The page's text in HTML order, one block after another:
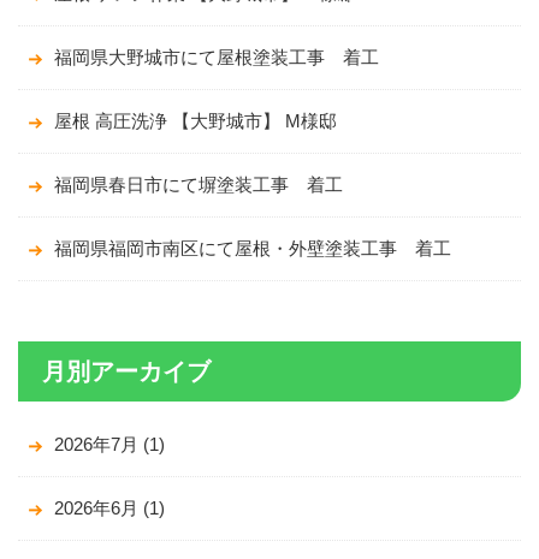
福岡県大野城市にて屋根塗装工事 着工
屋根 高圧洗浄 【大野城市】 M様邸
福岡県春日市にて塀塗装工事 着工
福岡県福岡市南区にて屋根・外壁塗装工事 着工
月別アーカイブ
2026年7月 (1)
2026年6月 (1)